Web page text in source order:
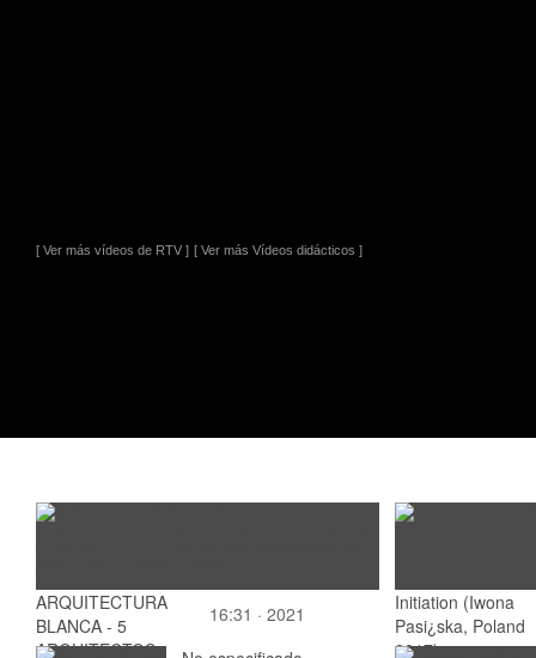
[ Ver más vídeos de RTV ] [ Ver más Vídeos didácticos ]
ARQUITECTURA
BLANCA - 5
ARQUITECTOS
16:31 · 2021
Initiation (Iwona
Pasi¿ska, Poland
2017)